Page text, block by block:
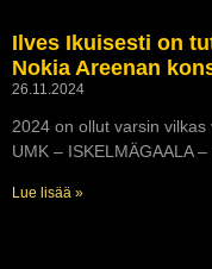
Ilves Ikuisesti on
Nokia Areenan
26.11.2024
2024 on ollut varsin vilkas
UMK – ISKELMÄGAALA
Lue lisää »